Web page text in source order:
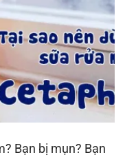
Bạn bị mụn? Bạn